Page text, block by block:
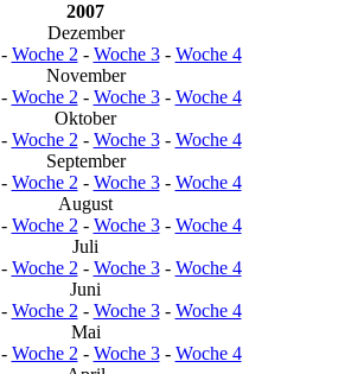
2007
Dezember
- Woche 2 - Woche 3- Woche 4
November
- Woche 2 - Woche 3- Woche 4
Oktober
- Woche 2 - Woche 3- Woche 4
September
- Woche 2 - Woche 3- Woche 4
August
- Woche 2 - Woche 3- Woche 4
Juli
- Woche 2 - Woche 3- Woche 4
Juni
- Woche 2 - Woche 3- Woche 4
Mai
- Woche 2 - Woche 3- Woche 4